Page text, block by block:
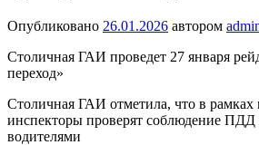
Опубликовано 26.01.2026 автором
Столичная ГАИ проведет 27 января
переход»
Столичная ГАИ отметила, что в рамках
инспекторы проверят соблюдение ПДД
водителями